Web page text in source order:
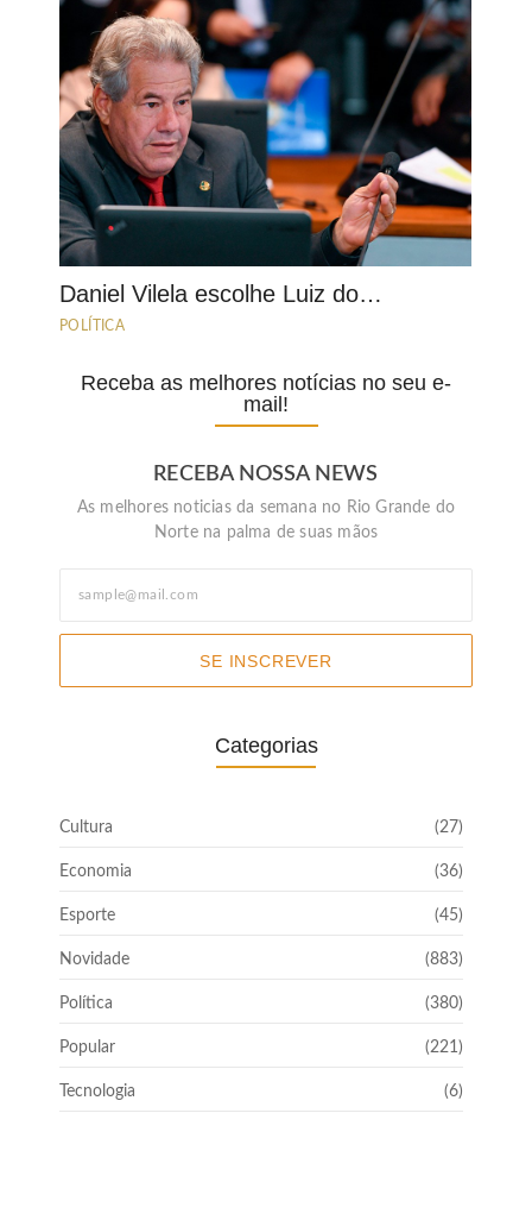
Daniel Vilela escolhe Luiz do…
POLÍTICA
Receba as melhores notícias no seu e-
mail!
RECEBA NOSSA NEWS
As melhores noticias da semana no Rio Grande do
Norte na palma de suas mãos
SE INSCREVER
Categorias
Cultura (27)
Economia (36)
Esporte (45)
Novidade (883)
Política (380)
Popular (221)
Tecnologia (6)